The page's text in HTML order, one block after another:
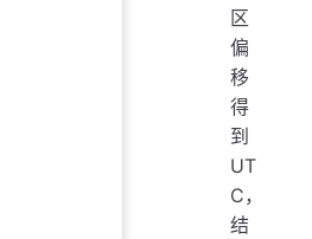
区
偏
移
得
到
UT
C，
结